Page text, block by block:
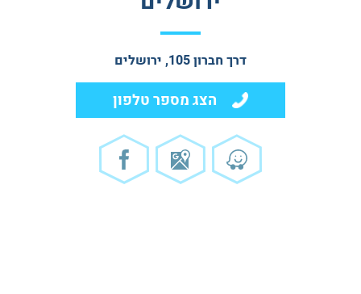
דרך חברון 105, ירושלים
הצג מספר טלפון